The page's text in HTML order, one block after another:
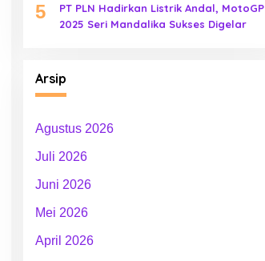
5
PT PLN Hadirkan Listrik Andal, MotoGP
2025 Seri Mandalika Sukses Digelar
Arsip
Agustus 2026
Juli 2026
Juni 2026
Mei 2026
April 2026